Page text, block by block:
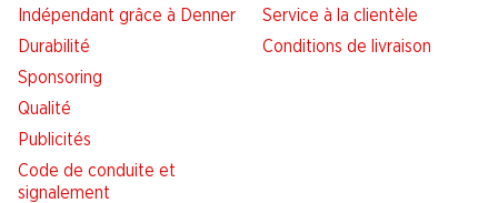
Indépendant grâce à Denner
Durabilité
Sponsoring
Qualité
Publicités
Code de conduite et
signalement
Service à la clientèle
Conditions de livraison